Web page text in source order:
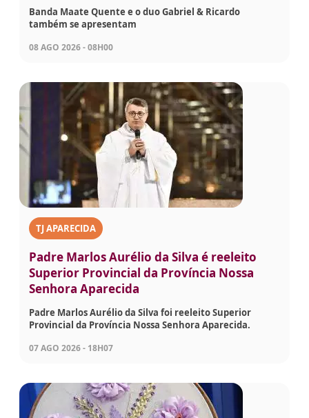
Banda Maate Quente e o duo Gabriel & Ricardo
também se apresentam
08 AGO 2026 - 08H00
TJ APARECIDA
Padre Marlos Aurélio da Silva é reeleito
Superior Provincial da Província Nossa
Senhora Aparecida
Padre Marlos Aurélio da Silva foi reeleito Superior
Provincial da Província Nossa Senhora Aparecida.
07 AGO 2026 - 18H07